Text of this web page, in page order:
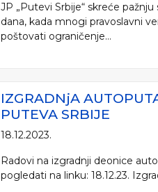
JP „Putevi Srbije“ skreće
dana, kada mnogi pravoslavni
poštovati ograničenje...
IZGRADNjA
PUTEVA SRBIJE
18.12.2023.
Radovi na izgradnji deonice
pogledati na linku: 18.12.23.